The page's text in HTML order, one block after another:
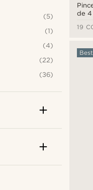
de 4
19
(5)
(1)
(4)
(22)
(36)